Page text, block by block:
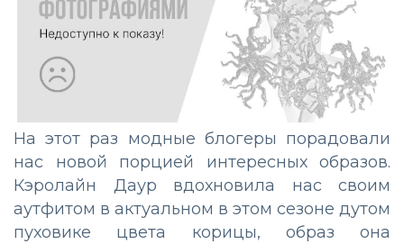
На этот раз модные блогеры порадовали
нас новой порцией интересных образов.
Кэролайн Даур вдохновила нас своим
аутфитом в актуальном в этом сезоне дутом
пуховике цвета корицы, образ она